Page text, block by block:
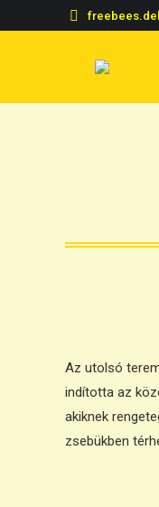
Az utolsó
indította az
akiknek
zsebükben